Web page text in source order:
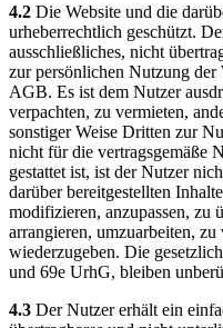
4.2 Die Website und die
urheberrechtlich geschützt.
ausschließliches, nicht
zur persönlichen Nutzung der
AGB. Es ist dem Nutzer
verpachten, zu vermieten,
sonstiger Weise Dritten zur
nicht für die vertragsgemäße
gestattet ist, ist der Nutzer
darüber bereitgestellten
modifizieren, anzupassen, zu
arrangieren, umzuarbeiten,
wiederzugeben. Die
und 69e UrhG, bleiben
4.3 Der Nutzer erhält ein